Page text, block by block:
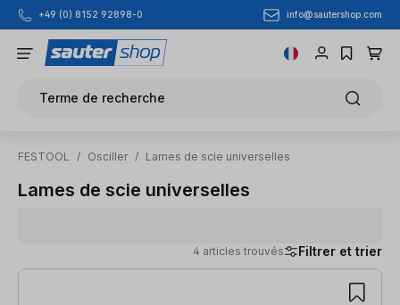
Passer au contenu principal
+49 (0) 8152 92898-0 info@sautershop.com
Terme de recherche
FESTOOL / Osciller / Lames de scie universelles
Lames de scie universelles
4 articles trouvés Filtrer et trier
4 articles trouvés